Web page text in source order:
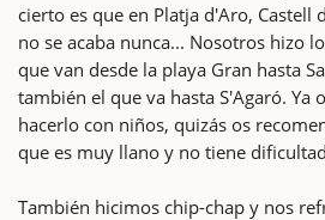
cierto es que en Platja d'Aro, Castell
no se acaba nunca... Nosotros hizo
que van desde la playa Gran hasta
también el que va hasta S'Agaró. Ya
hacerlo con niños, quizás os
que es muy llano y no tiene
También hicimos chip-chap y nos